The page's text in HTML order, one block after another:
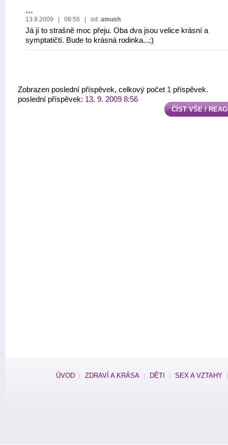
...
13.9.2009 | 08:56 | od: amush
Já jí to strašně moc přeju. Oba dva jsou velice krásní a
symptatičtí. Bude to krásná rodinka...;)
Zobrazen poslední příspěvek, celkový počet 1 příspěvek.
poslední příspěvek: 13. 9. 2009 8:56
ČÍST VŠE /
ÚVOD ZDRAVÍ A KRÁSA DĚTI SEX A VZTAHY